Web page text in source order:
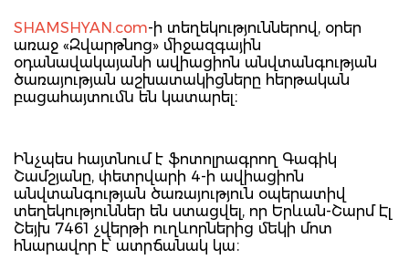
SHAMSHYAN.com-ի տեղեկություններով, օրեր
առաջ «Զվարթնոց» միջազգային
օդանավակայանի ավիացիոն անվտանգության
ծառայության աշխատակիցները հերթական
բացահայտումն են կատարել։
Ինչպես հայտնում է ֆոտոլրագրող Գագիկ
Շամշյանը, փետրվարի 4-ի ավիացիոն
անվտանգության ծառայություն օպերատիվ
տեղեկություններ են ստացվել, որ Երևան-Շարմ Էլ
Շեյխ 7461 չվերթի ուղևորներից մեկի մոտ
հնարավոր է՝ ատրճանակ կա։